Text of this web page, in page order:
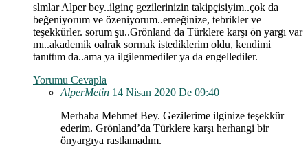
slmlar Alper bey..ilginç gezilerinizin takipçisiyim..çok da
beğeniyorum ve özeniyorum..emeğinize, tebrikler ve
teşekkürler. sorum şu..Grönland da Türklere karşı ön yargı var
mı..akademik oalrak sormak istediklerim oldu, kendimi
tanıttım da..ama ya ilgilenmediler ya da engellediler.
Yorumu Cevapla
AlperMetin 14 Nisan 2020 De 09:40
Merhaba Mehmet Bey. Gezilerime ilginize teşekkür
ederim. Grönland’da Türklere karşı herhangi bir
önyargıya rastlamadım.